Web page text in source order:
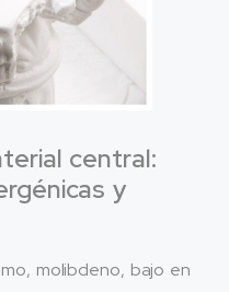
central:
y
molibdeno, bajo en